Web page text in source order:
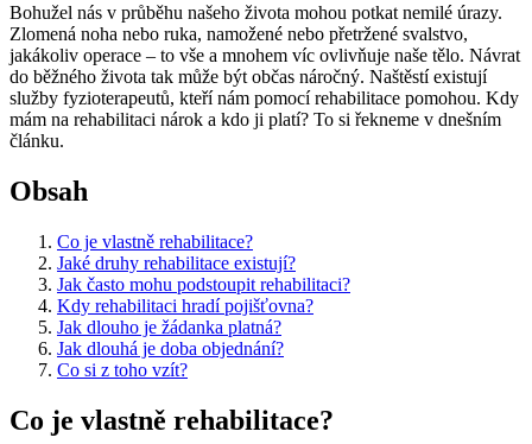
Bohužel nás v průběhu našeho života mohou potkat nemilé úrazy.
Zlomená noha nebo ruka, namožené nebo přetržené svalstvo,
jakákoliv operace – to vše a mnohem víc ovlivňuje naše tělo. Návrat
do běžného života tak může být občas náročný. Naštěstí existují
služby fyzioterapeutů, kteří nám pomocí rehabilitace pomohou. Kdy
mám na rehabilitaci nárok a kdo ji platí? To si řekneme v dnešním
článku.
Obsah
Co je vlastně rehabilitace?
Jaké druhy rehabilitace existují?
Jak často mohu podstoupit rehabilitaci?
Kdy rehabilitaci hradí pojišťovna?
Jak dlouho je žádanka platná?
Jak dlouhá je doba objednání?
Co si z toho vzít?
Co je vlastně rehabilitace?